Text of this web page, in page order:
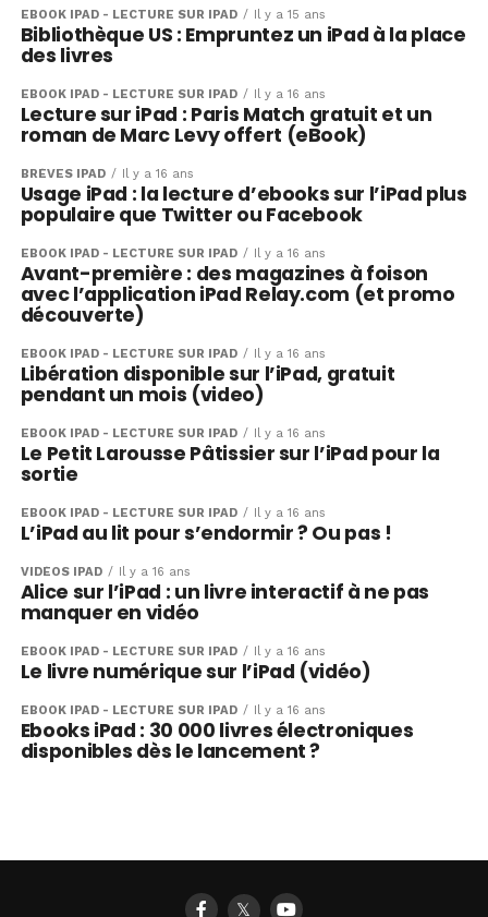
EBOOK IPAD - LECTURE SUR IPAD Il y a 15 ans
Bibliothèque US : Empruntez un iPad à la place
des livres
EBOOK IPAD - LECTURE SUR IPAD Il y a 16 ans
Lecture sur iPad : Paris Match gratuit et un
roman de Marc Levy offert (eBook)
BRÈVES IPAD Il y a 16 ans
Usage iPad : la lecture d’ebooks sur l’iPad plus
populaire que Twitter ou Facebook
EBOOK IPAD - LECTURE SUR IPAD Il y a 16 ans
Avant-première : des magazines à foison
avec l’application iPad Relay.com (et promo
découverte)
EBOOK IPAD - LECTURE SUR IPAD Il y a 16 ans
Libération disponible sur l’iPad, gratuit
pendant un mois (video)
EBOOK IPAD - LECTURE SUR IPAD Il y a 16 ans
Le Petit Larousse Pâtissier sur l’iPad pour la
sortie
EBOOK IPAD - LECTURE SUR IPAD Il y a 16 ans
L’iPad au lit pour s’endormir ? Ou pas !
VIDÉOS IPAD Il y a 16 ans
Alice sur l’iPad : un livre interactif à ne pas
manquer en vidéo
EBOOK IPAD - LECTURE SUR IPAD Il y a 16 ans
Le livre numérique sur l’iPad (vidéo)
EBOOK IPAD - LECTURE SUR IPAD Il y a 16 ans
Ebooks iPad : 30 000 livres électroniques
disponibles dès le lancement ?
𝕏